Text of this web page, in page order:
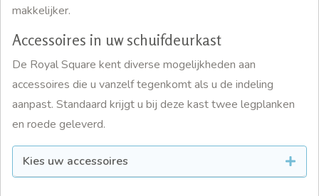
makkelijker.
Accessoires in uw schuifdeurkast
De Royal Square kent diverse mogelijkheden aan
accessoires die u vanzelf tegenkomt als u de indeling
aanpast. Standaard krijgt u bij deze kast twee legplanken
en roede geleverd.
Kies uw accessoires